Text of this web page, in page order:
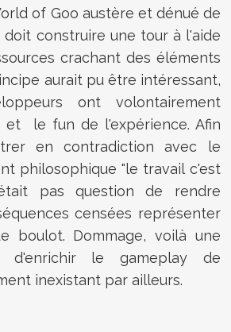
of Goo austère et dénué de
doit construire une tour à l'aide
crachant des éléments
aurait pu être intéressant,
ont volontairement
et le fun de l'expérience. Afin
en contradiction avec le
philosophique "le travail c'est
pas question de rendre
censées représenter
boulot. Dommage, voilà une
d'enrichir le gameplay de
inexistant par ailleurs.